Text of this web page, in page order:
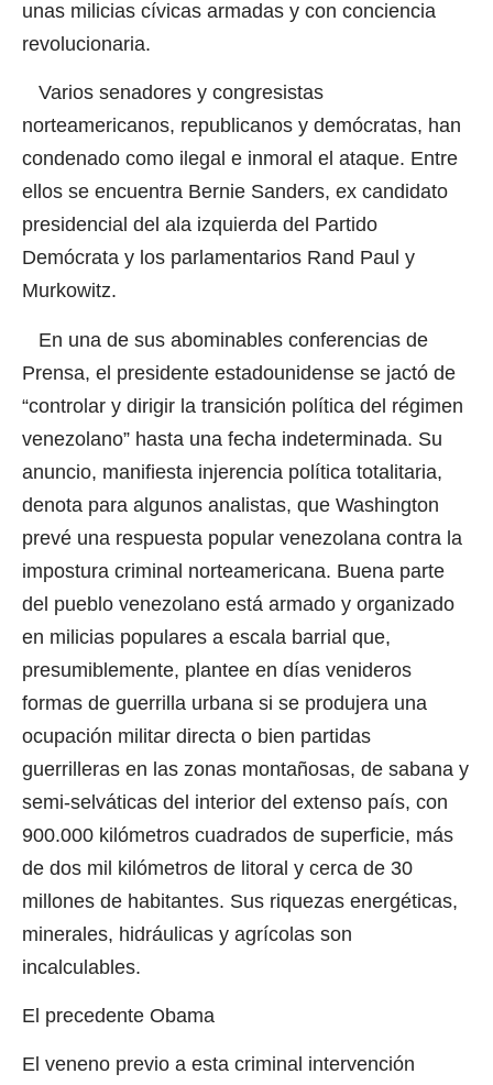
unas milicias cívicas armadas y con conciencia
revolucionaria.
Varios senadores y congresistas
norteamericanos, republicanos y demócratas, han
condenado como ilegal e inmoral el ataque. Entre
ellos se encuentra Bernie Sanders, ex candidato
presidencial del ala izquierda del Partido
Demócrata y los parlamentarios Rand Paul y
Murkowitz.
En una de sus abominables conferencias de
Prensa, el presidente estadounidense se jactó de
“controlar y dirigir la transición política del régimen
venezolano” hasta una fecha indeterminada. Su
anuncio, manifiesta injerencia política totalitaria,
denota para algunos analistas, que Washington
prevé una respuesta popular venezolana contra la
impostura criminal norteamericana. Buena parte
del pueblo venezolano está armado y organizado
en milicias populares a escala barrial que,
presumiblemente, plantee en días venideros
formas de guerrilla urbana si se produjera una
ocupación militar directa o bien partidas
guerrilleras en las zonas montañosas, de sabana y
semi-selváticas del interior del extenso país, con
900.000 kilómetros cuadrados de superficie, más
de dos mil kilómetros de litoral y cerca de 30
millones de habitantes. Sus riquezas energéticas,
minerales, hidráulicas y agrícolas son
incalculables.
El precedente Obama
El veneno previo a esta criminal intervención